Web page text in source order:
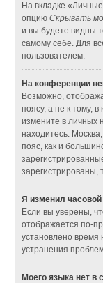
На вкладке
опциюСкрывать
и вы будете видны
самому себе. Для
пользователем.
На конференции
Возможно,
поясу, а не к тому,
измените в личных
находитесь:
пояс, как и
зарегистрированы,
Я изменил
Если вы уверены,
отображается по-
установлено время
устранения
Моего языка нет в